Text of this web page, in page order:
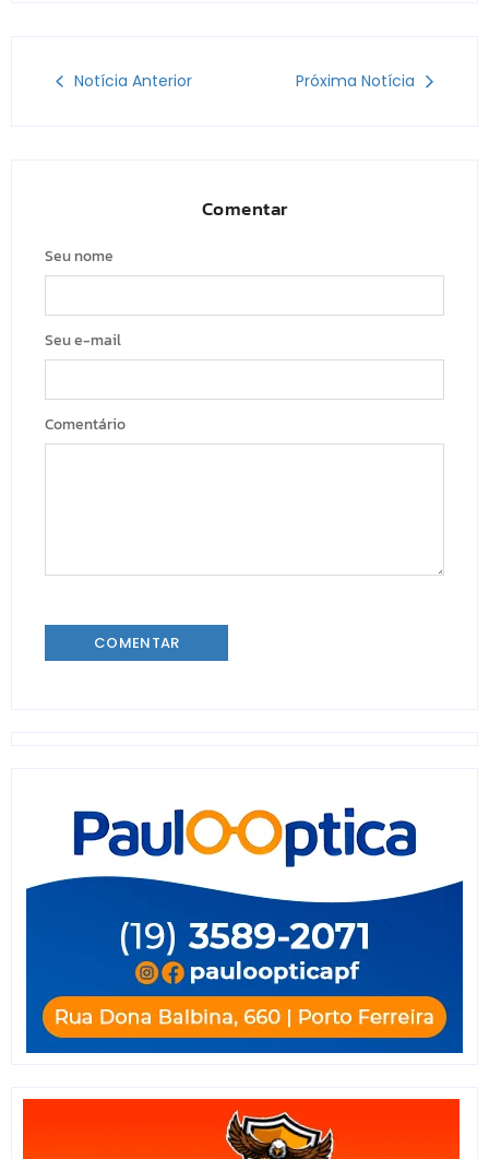
Notícia Anterior Próxima Notícia
Comentar
Seu nome
Seu e-mail
Comentário